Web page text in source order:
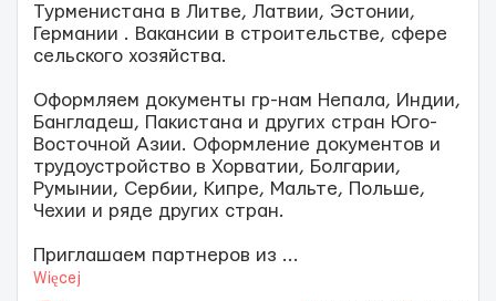
Турменистана в Литве, Латвии, Эстонии,
Германии . Вакансии в строительстве, сфере
сельского хозяйства.
Оформляем документы гр-нам Непала, Индии,
Бангладеш, Пакистана и других стран Юго-
Восточной Азии. Оформление документов и
трудоустройство в Хорватии, Болгарии,
Румынии, Сербии, Кипре, Мальте, Польше,
Чехии и ряде других стран.
Приглашаем партнеров из ...
Więcej